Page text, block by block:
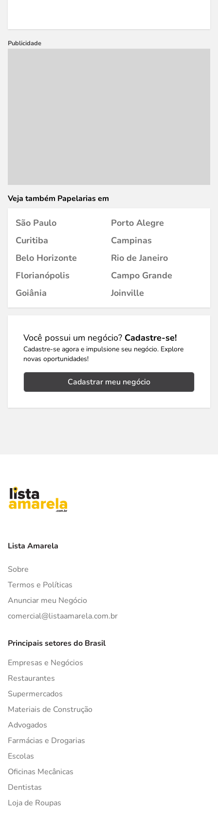
Publicidade
Veja também Papelarias em
São Paulo
Porto Alegre
Curitiba
Campinas
Belo Horizonte
Rio de Janeiro
Florianópolis
Campo Grande
Goiânia
Joinville
Você possui um negócio? Cadastre-se!
Cadastre-se agora e impulsione seu negócio. Explore
novas oportunidades!
Cadastrar meu negócio
Lista Amarela
Sobre
Termos e Políticas
Anunciar meu Negócio
comercial@listaamarela.com.br
Principais setores do Brasil
Empresas e Negócios
Restaurantes
Supermercados
Materiais de Construção
Advogados
Farmácias e Drogarias
Escolas
Oficinas Mecânicas
Dentistas
Loja de Roupas